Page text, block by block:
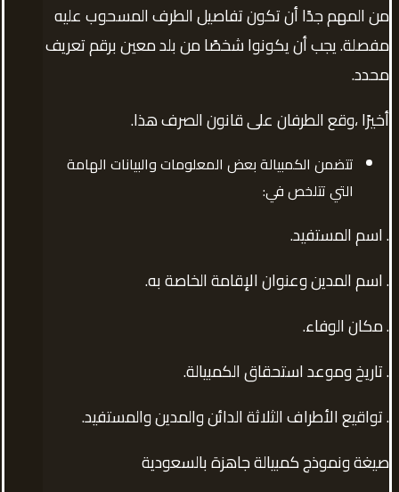
من المهم جدًا أن تكون تفاصيل الطرف المسحوب عليه
مفصلة. يجب أن يكونوا شخصًا من بلد معين برقم تعريف
محدد.
أخيرًا ،وقع الطرفان على قانون الصرف هذا.
تتضمن الكمبيالة بعض المعلومات والبيانات الهامة
التي تتلخص في:
. اسم المستفيد.
. اسم المدين وعنوان الإقامة الخاصة به.
. مكان الوفاء.
. تاريخ وموعد استحقاق الكمبيالة.
. تواقيع الأطراف الثلاثة الدائن والمدين والمستفيد.
صيغة ونموذج كمبيالة جاهزة بالسعودية